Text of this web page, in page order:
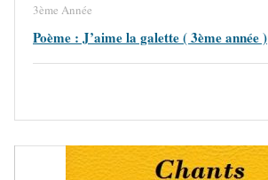
3ème Année
Poème : J’aime la galette ( 3ème année )